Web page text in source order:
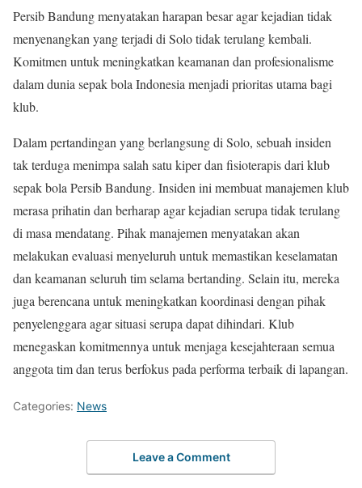
Persib Bandung menyatakan harapan besar agar kejadian tidak
menyenangkan yang terjadi di Solo tidak terulang kembali.
Komitmen untuk meningkatkan keamanan dan profesionalisme
dalam dunia sepak bola Indonesia menjadi prioritas utama bagi
klub.
Dalam pertandingan yang berlangsung di Solo, sebuah insiden
tak terduga menimpa salah satu kiper dan fisioterapis dari klub
sepak bola Persib Bandung. Insiden ini membuat manajemen klub
merasa prihatin dan berharap agar kejadian serupa tidak terulang
di masa mendatang. Pihak manajemen menyatakan akan
melakukan evaluasi menyeluruh untuk memastikan keselamatan
dan keamanan seluruh tim selama bertanding. Selain itu, mereka
juga berencana untuk meningkatkan koordinasi dengan pihak
penyelenggara agar situasi serupa dapat dihindari. Klub
menegaskan komitmennya untuk menjaga kesejahteraan semua
anggota tim dan terus berfokus pada performa terbaik di lapangan.
Categories: News
Leave a Comment